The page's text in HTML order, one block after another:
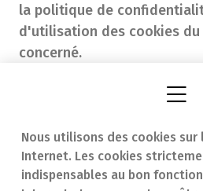
Nous utilisons des cookies sur
Internet. Les cookies
indispensables au bon
la politique de
d'utilisation des cookies
concerné.
Trouver une
En